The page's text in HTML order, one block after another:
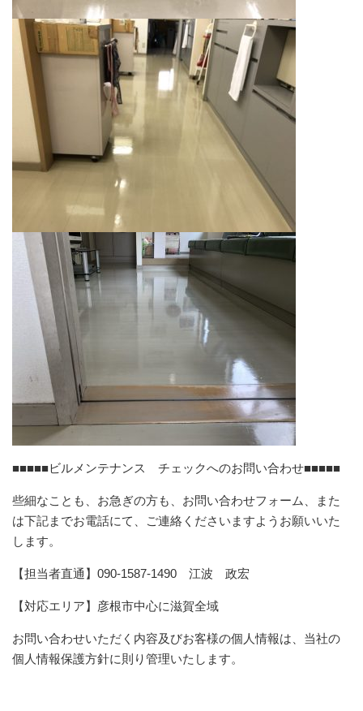
■■■■■ビルメンテナンス チェックへのお問い合わせ■■■■■
些細なことも、お急ぎの方も、お問い合わせフォーム、また
は下記までお電話にて、ご連絡くださいますようお願いいた
します。
【担当者直通】090-1587-1490 江波 政宏
【対応エリア】彦根市中心に滋賀全域
お問い合わせいただく内容及びお客様の個人情報は、当社の
個人情報保護方針に則り管理いたします。